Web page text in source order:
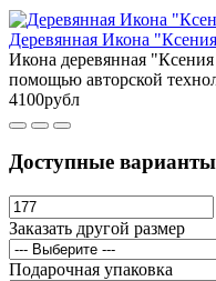
Деревянная Икона
Икона деревянная
помощью авторской
4100рубл
Доступные варианты
Заказать другой размер
Подарочная упаковка